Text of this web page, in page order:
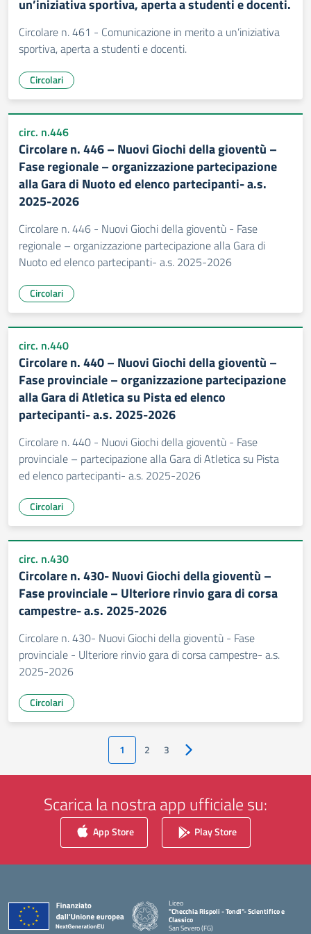
un’iniziativa sportiva, aperta a studenti e docenti.
Circolare n. 461 - Comunicazione in merito a un’iniziativa
sportiva, aperta a studenti e docenti.
Circolari
circ. n.446
Circolare n. 446 – Nuovi Giochi della gioventù –
Fase regionale – organizzazione partecipazione
alla Gara di Nuoto ed elenco partecipanti- a.s.
2025-2026
Circolare n. 446 - Nuovi Giochi della gioventù - Fase
regionale – organizzazione partecipazione alla Gara di
Nuoto ed elenco partecipanti- a.s. 2025-2026
Circolari
circ. n.440
Circolare n. 440 – Nuovi Giochi della gioventù –
Fase provinciale – organizzazione partecipazione
alla Gara di Atletica su Pista ed elenco
partecipanti- a.s. 2025-2026
Circolare n. 440 - Nuovi Giochi della gioventù - Fase
provinciale – partecipazione alla Gara di Atletica su Pista
ed elenco partecipanti- a.s. 2025-2026
Circolari
circ. n.430
Circolare n. 430- Nuovi Giochi della gioventù –
Fase provinciale – Ulteriore rinvio gara di corsa
campestre- a.s. 2025-2026
Circolare n. 430- Nuovi Giochi della gioventù - Fase
provinciale - Ulteriore rinvio gara di corsa campestre- a.s.
2025-2026
Circolari
1 2 3 Pagina successiva
Scarica la nostra app ufficiale su:
App Store Play Store
Liceo
"Checchia Rispoli - Tondi"- Scientifico e
Classico
San Severo (FG)